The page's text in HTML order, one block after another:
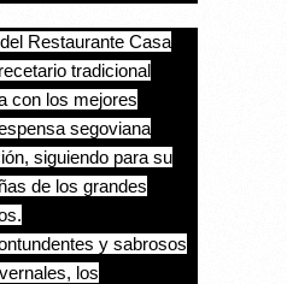
Restaurante Casa
tradicional
con los mejores
segoviana
siguiendo para su
de los grandes
y sabrosos
los